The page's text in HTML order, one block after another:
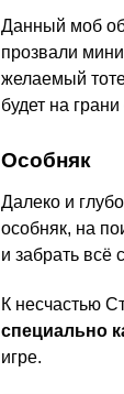
Данный моб
прозвали
желаемый
будет на
Особняк
Далеко и
особняк, на
и забрать
К несчастью
специально
игре.